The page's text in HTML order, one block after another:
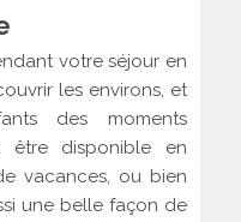
votre séjour en
les environs, et
des moments
être disponible en
vacances, ou bien
une belle façon de